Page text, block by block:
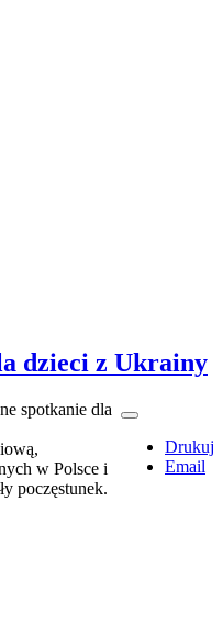
dzieci z Ukrainy
Drukuj
Email
spotkanie dla
w Polsce i
poczęstunek.